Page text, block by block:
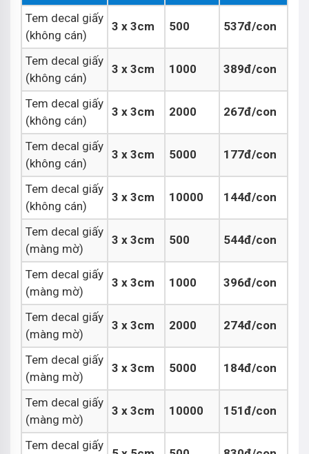
Tem decal giấy
(không cán)
3 x 3cm 500 537đ/con
Tem decal giấy
(không cán)
3 x 3cm 1000 389đ/con
Tem decal giấy
(không cán)
3 x 3cm 2000 267đ/con
Tem decal giấy
(không cán)
3 x 3cm 5000 177đ/con
Tem decal giấy
(không cán)
3 x 3cm 10000 144đ/con
Tem decal giấy
(màng mờ)
3 x 3cm 500 544đ/con
Tem decal giấy
(màng mờ)
3 x 3cm 1000 396đ/con
Tem decal giấy
(màng mờ)
3 x 3cm 2000 274đ/con
Tem decal giấy
(màng mờ)
3 x 3cm 5000 184đ/con
Tem decal giấy
(màng mờ)
3 x 3cm 10000 151đ/con
Tem decal giấy